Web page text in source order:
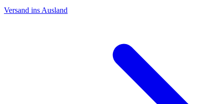
Versand ins Ausland